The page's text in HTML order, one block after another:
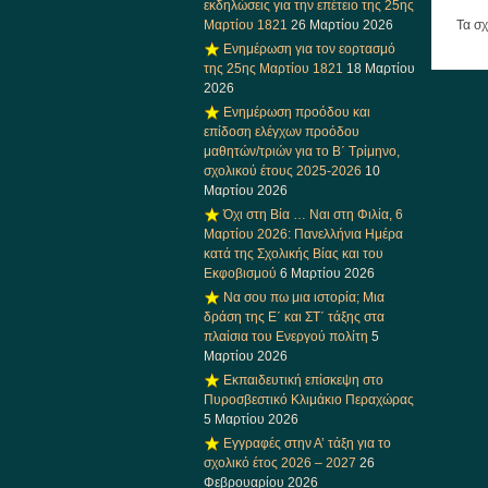
Τα
εκδηλώσεις για την επέτειο της 25ης
Μαρτίου 1821 26 Μαρτίου 2026
Ενημέρωση για τον εορτασμό
της 25ης Μαρτίου 1821 18 Μαρτίου
2026
Ενημέρωση προόδου και
επίδοση ελέγχων προόδου
μαθητών/τριών για το Β΄ Τρίμηνο,
σχολικού έτους 2025-2026 10
Μαρτίου 2026
Όχι στη Βία … Ναι στη Φιλία, 6
Μαρτίου 2026: Πανελλήνια Ημέρα
κατά της Σχολικής Βίας και του
Εκφοβισμού 6 Μαρτίου 2026
Να σου πω μια ιστορία; Μια
δράση της Ε΄ και ΣΤ΄ τάξης στα
πλαίσια του Ενεργού πολίτη 5
Μαρτίου 2026
Εκπαιδευτική επίσκεψη στο
Πυροσβεστικό Κλιμάκιο Περαχώρας
5 Μαρτίου 2026
Εγγραφές στην Α’ τάξη για το
σχολικό έτος 2026 – 2027 26
Φεβρουαρίου 2026